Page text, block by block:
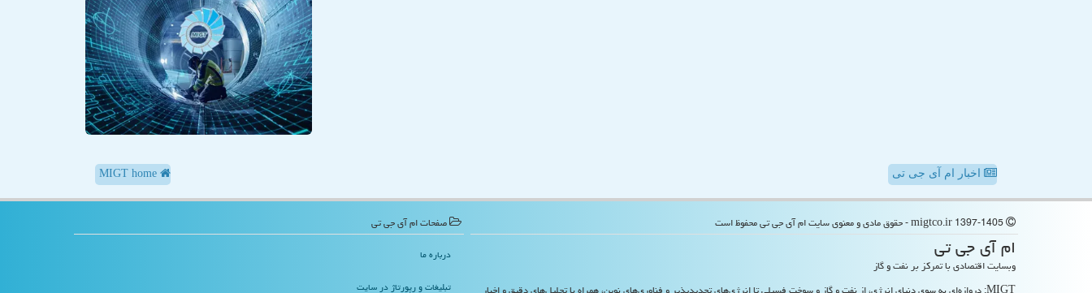
اخبار ام آی جی تی
ام آی جی تی
وبسایت اقتصادی با تمرکز بر نفت و گاز
صفحات ام آی جی تی
درباره ما
تبلیغات و رپورتاژ در سایت